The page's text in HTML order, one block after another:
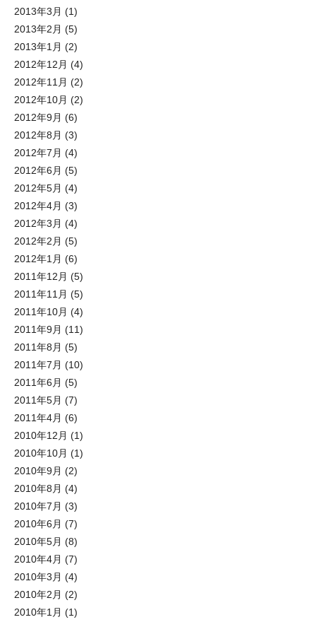
2013年3月 (1)
2013年2月 (5)
2013年1月 (2)
2012年12月 (4)
2012年11月 (2)
2012年10月 (2)
2012年9月 (6)
2012年8月 (3)
2012年7月 (4)
2012年6月 (5)
2012年5月 (4)
2012年4月 (3)
2012年3月 (4)
2012年2月 (5)
2012年1月 (6)
2011年12月 (5)
2011年11月 (5)
2011年10月 (4)
2011年9月 (11)
2011年8月 (5)
2011年7月 (10)
2011年6月 (5)
2011年5月 (7)
2011年4月 (6)
2010年12月 (1)
2010年10月 (1)
2010年9月 (2)
2010年8月 (4)
2010年7月 (3)
2010年6月 (7)
2010年5月 (8)
2010年4月 (7)
2010年3月 (4)
2010年2月 (2)
2010年1月 (1)